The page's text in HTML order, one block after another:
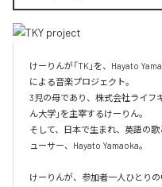
けーりんが「TK」を、Hayato
による音楽プロジェクト。
3児の母であり、株式会社ライフ
ん大学」を主宰するけーりん。
そして、日本で生まれ、英語の
ューサー、Hayato Yamaoka。
けーりんが、参加者一人ひとり